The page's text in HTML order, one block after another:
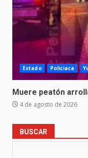
Estado Policiaca
Muere peatón
4 de agosto de 2026
BUSCAR